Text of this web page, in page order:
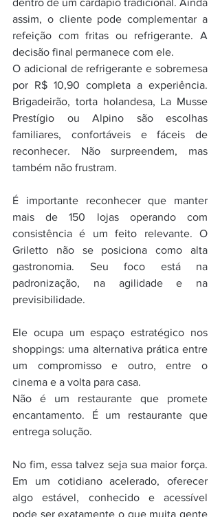
dentro de um cardápio tradicional. Ainda
assim, o cliente pode complementar a
refeição com fritas ou refrigerante. A
decisão final permanece com ele.
O adicional de refrigerante e sobremesa
por R$ 10,90 completa a experiência.
Brigadeirão, torta holandesa, La Musse
Prestígio ou Alpino são escolhas
familiares, confortáveis e fáceis de
reconhecer. Não surpreendem, mas
também não frustram.
É importante reconhecer que manter
mais de 150 lojas operando com
consistência é um feito relevante. O
Griletto não se posiciona como alta
gastronomia. Seu foco está na
padronização, na agilidade e na
previsibilidade.
Ele ocupa um espaço estratégico nos
shoppings: uma alternativa prática entre
um compromisso e outro, entre o
cinema e a volta para casa.
Não é um restaurante que promete
encantamento. É um restaurante que
entrega solução.
No fim, essa talvez seja sua maior força.
Em um cotidiano acelerado, oferecer
algo estável, conhecido e acessível
pode ser exatamente o que muita gente